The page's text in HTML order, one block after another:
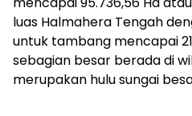
luas Halmahera Tengah
untuk tambang mencapai
sebagian besar berada di
merupakan hulu sungai